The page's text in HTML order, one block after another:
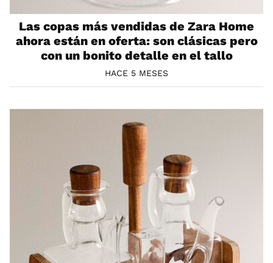
Las copas más vendidas de Zara Home
ahora están en oferta: son clásicas pero
con un bonito detalle en el tallo
HACE 5 MESES